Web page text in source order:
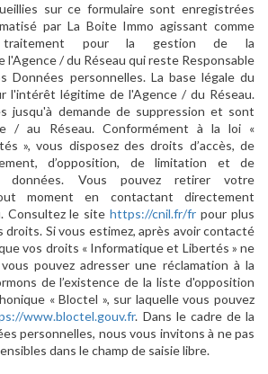
sur ce formulaire sont enregistrées
par La Boite Immo agissant comme
traitement pour la gestion de la
/ du Réseau qui reste Responsable
Données personnelles. La base légale du
l'intérêt légitime de l'Agence / du Réseau.
jusqu'à demande de suppression et sont
/ au Réseau. Conformément à la loi «
», vous disposez des droits d’accès, de
d’opposition, de limitation et de
Vous pouvez retirer votre
moment en contactant directement
Consultez le sitehttps://cnil.fr/fr pour plus
droits. Si vous estimez, après avoir contacté
vos droits « Informatique et Libertés » ne
pouvez adresser une réclamation à la
de l’existence de la liste d'opposition
« Bloctel », sur laquelle vous pouvez
www.bloctel.gouv.fr. Dans le cadre de la
personnelles, nous vous invitons à ne pas
dans le champ de saisie libre.